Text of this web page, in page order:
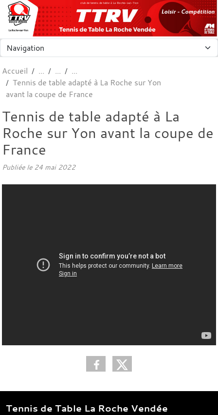
club de tennis de table à La Roche-sur-Yon
Accueil
Tennis de table adapté à La Roche sur Yon
avant la coupe de France
Tennis de table adapté à La
Roche sur Yon avant la coupe de
France
Publiée le 24 mai 2022
Tennis de Table La Roche Vendée
Panneau de gestion des cookies